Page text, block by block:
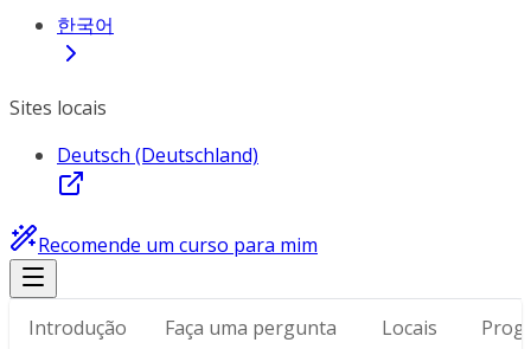
한국어
Sites locais
Deutsch (Deutschland)
Recomende um curso para mim
Introdução Faça uma pergunta Locais